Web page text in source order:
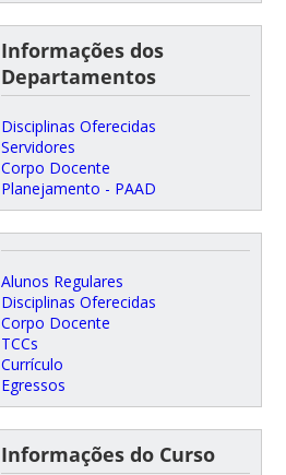
Informações dos
Departamentos
Disciplinas Oferecidas
Servidores
Corpo Docente
Planejamento - PAAD
Alunos Regulares
Disciplinas Oferecidas
Corpo Docente
TCCs
Currículo
Egressos
Informações do Curso